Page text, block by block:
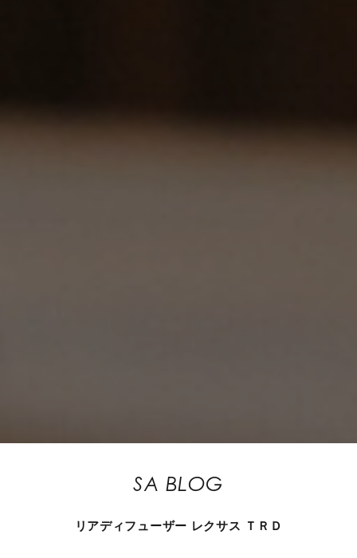
SA BLOG
リアディフューザー レクサス ＴＲＤ